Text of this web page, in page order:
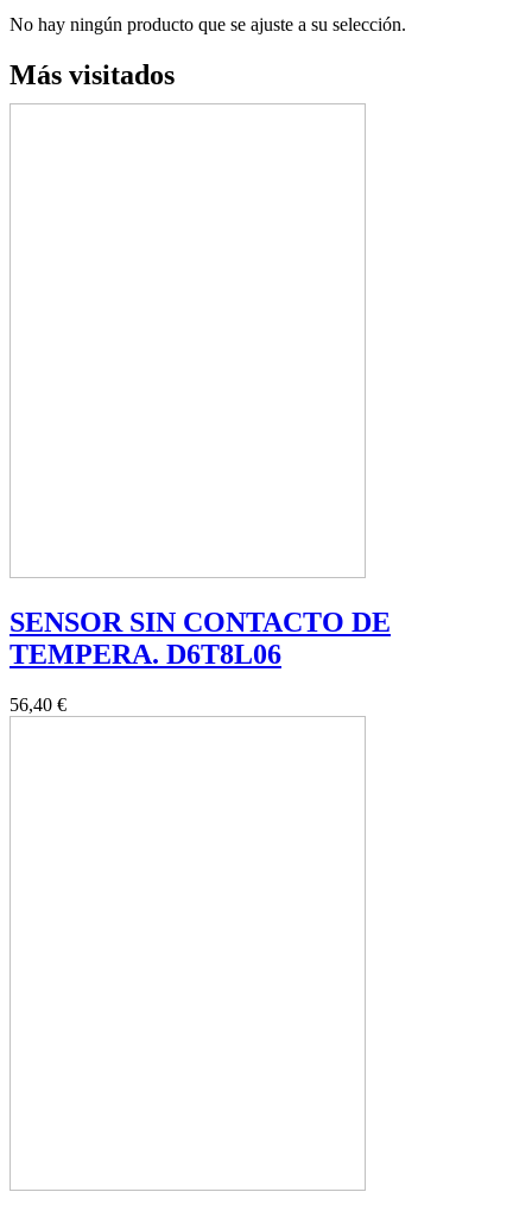
No hay ningún producto que se ajuste a su selección.
Más visitados
SENSOR SIN CONTACTO DE
TEMPERA. D6T8L06
56,40 €